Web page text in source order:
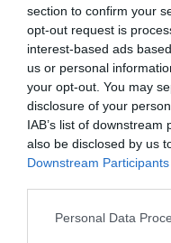
section to confirm your
opt-out request is
interest-based ads
us or personal
your opt-out. You may
disclosure of your
IAB’s list of
also be disclosed by us
Downstream Participants
Personal Data
Αναμνηστικά